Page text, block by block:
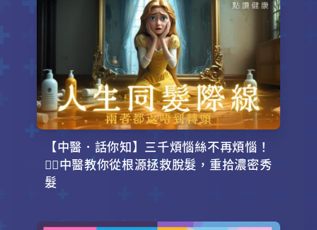
【中醫．話你知】三千煩惱絲不再煩惱！
💇‍♂️中醫教你從根源拯救脫髮，重拾濃密秀
髮